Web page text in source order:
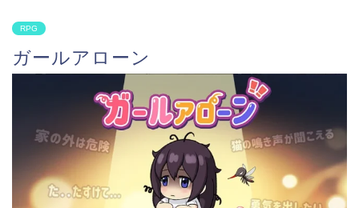
RPG
ガールアローン